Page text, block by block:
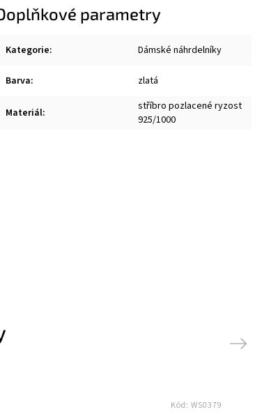
parametry
Kategorie: Dámské náhrdelníky
Barva: zlatá
Materiál:
stříbro pozlacené ryzost
925/1000
Kód: WS0379
Next